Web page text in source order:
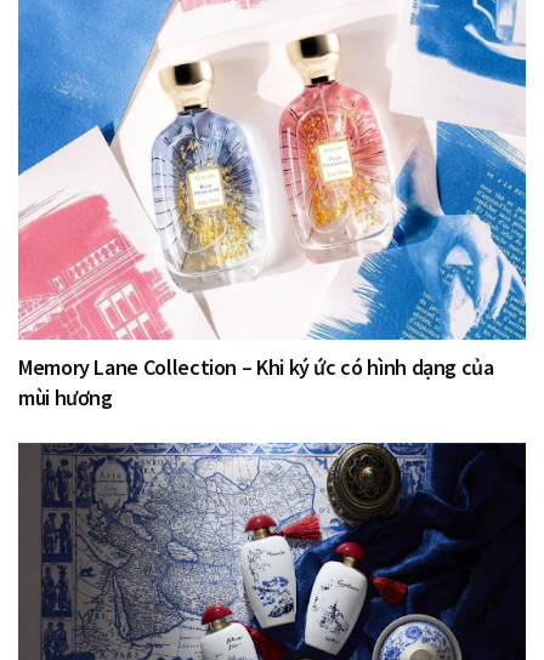
Memory Lane Collection – Khi ký ức có hình dạng của
mùi hương